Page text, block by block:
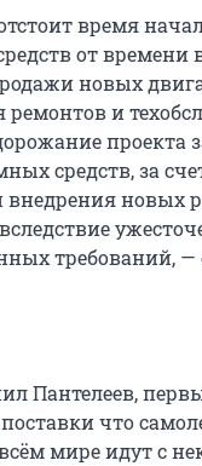
время
от времени
новых
и
проекта
средств, за
внедрения новых
требований, —
Пантелеев,
что
мире идут с